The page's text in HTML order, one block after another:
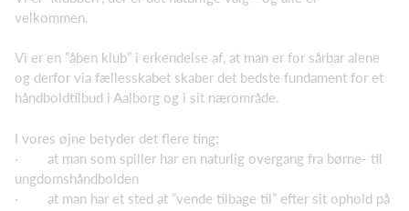
velkommen.
Vi er en ”åben klub” i erkendelse af, at man er for sårbar alene
og derfor via fællesskabet skaber det bedste fundament for et
håndboldtilbud i Aalborg og i sit nærområde.
I vores øjne betyder det flere ting;
· at man som spiller har en naturlig overgang fra børne- til
ungdomshåndbolden
· at man har et sted at ”vende tilbage til” efter sit ophold på